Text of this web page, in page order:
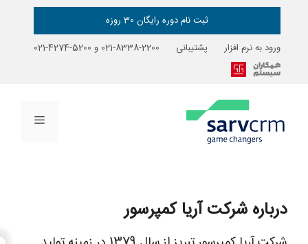
ثبت نام دوره رایگان 30 روزه
ورود به نرم افزار
پشتیبانی 2200-8338-021 و5200-4274-021
فهرست
درباره شرکت آریا کمپرسور